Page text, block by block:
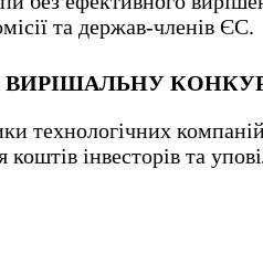
та держав-членів ЄС.
технологічних
інвесторів та